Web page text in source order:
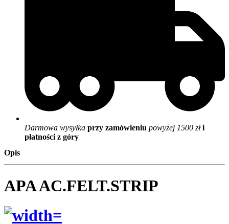
Darmowa wysyłka przy zamówieniu powyżej 1500 złi
płatności z góry
Opis
APA AC.FELT.STRIP